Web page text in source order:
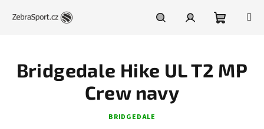
košík
Bridgedale Hike UL T2 MP
Crew navy
BRIDGEDALE